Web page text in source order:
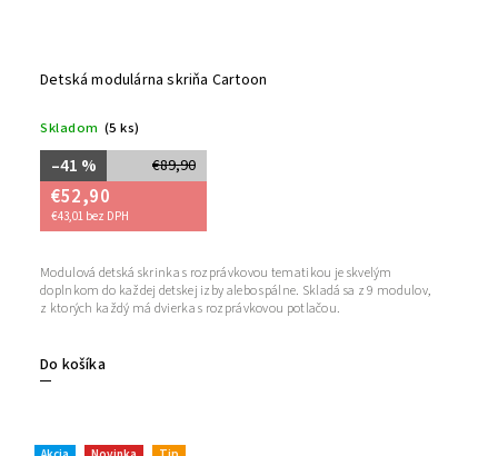
Detská modulárna skriňa Cartoon
Skladom (5 ks)
€89,90
–41 %
€52,90
€43,01 bez DPH
Do košíka
Modulová detská skrinka s rozprávkovou tematikou je skvelým
doplnkom do každej detskej izby alebo spálne. Skladá sa z 9 modulov,
z ktorých každý má dvierka s rozprávkovou potlačou.